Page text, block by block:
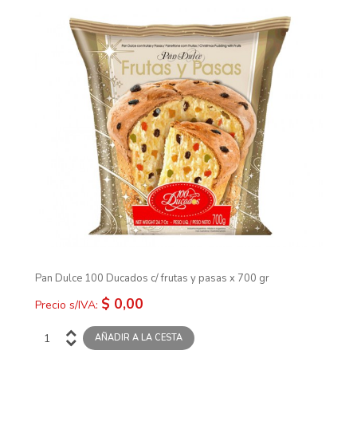
Pan Dulce 100 Ducados c/ frutas y pasas x 700 gr
Precio s/IVA: $ 0,00